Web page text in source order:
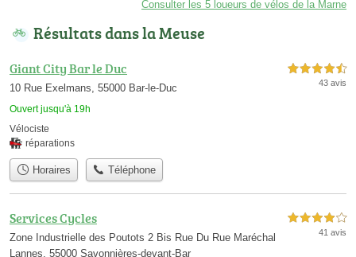
Consulter les 5 loueurs de vélos de la Marne
Résultats dans la Meuse
Giant City Bar le Duc
10 Rue Exelmans, 55000 Bar-le-Duc
Ouvert jusqu'à 19h
4,5 étoiles sur 5
43 avis
Vélociste
réparations
Horaires Téléphone
Services Cycles
Zone Industrielle des Poutots 2 Bis Rue Du Rue Maréchal
Lannes, 55000 Savonnières-devant-Bar
4,0 étoiles sur 5
41 avis